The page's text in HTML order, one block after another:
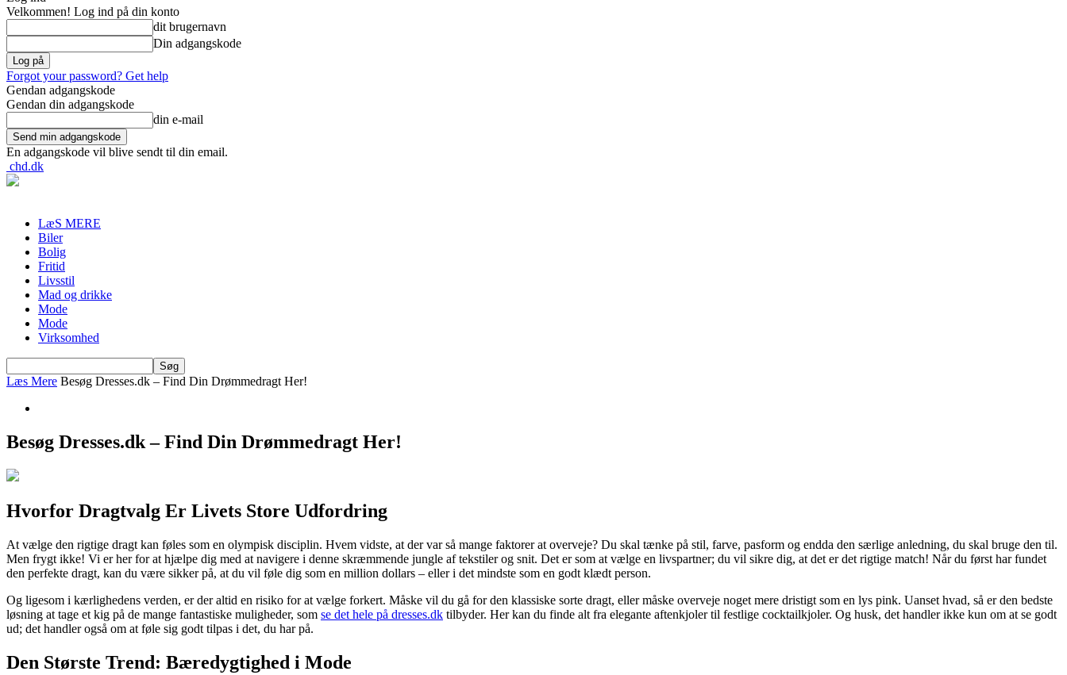
Velkommen! Log ind på din konto
dit brugernavn
Din adgangskode
Forgot your password? Get help
Gendan adgangskode
Gendan din adgangskode
din e-mail
En adgangskode vil blive sendt til din email.
chd.dk
LæS MERE
Biler
Bolig
Fritid
Livsstil
Mad og drikke
Mode
Mode
Virksomhed
Læs Mere Besøg Dresses.dk – Find Din Drømmedragt Her!
Besøg Dresses.dk – Find Din Drømmedragt Her!
Hvorfor Dragtvalg Er Livets Store Udfordring
At vælge den rigtige dragt kan føles som en olympisk disciplin. Hvem vidste, at der var så mange faktorer at overveje? Du skal tænke på stil, farve, pasform og endda den særlige anledning, du skal bruge den til.
Men frygt ikke! Vi er her for at hjælpe dig med at navigere i denne skræmmende jungle af tekstiler og snit. Det er som at vælge en livspartner; du vil sikre dig, at det er det rigtige match! Når du først har fundet
den perfekte dragt, kan du være sikker på, at du vil føle dig som en million dollars – eller i det mindste som en godt klædt person.
Og ligesom i kærlighedens verden, er der altid en risiko for at vælge forkert. Måske vil du gå for den klassiske sorte dragt, eller måske overveje noget mere dristigt som en lys pink. Uanset hvad, så er den bedste
løsning at tage et kig på de mange fantastiske muligheder, som se det hele på dresses.dk tilbyder. Her kan du finde alt fra elegante aftenkjoler til festlige cocktailkjoler. Og husk, det handler ikke kun om at se godt
ud; det handler også om at føle sig godt tilpas i det, du har på.
Den Største Trend: Bæredygtighed i Mode